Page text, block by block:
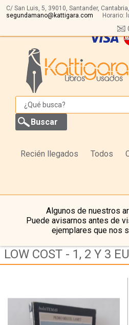
C/ San Luis, 5, 39010, Santander,
segundamano@kattigara.com
Horario:
Recién llegados Todos
Algunos de nuestros
Puede avisarnos antes de
ejemplares que nos
LOW COST - 1, 2 Y 3